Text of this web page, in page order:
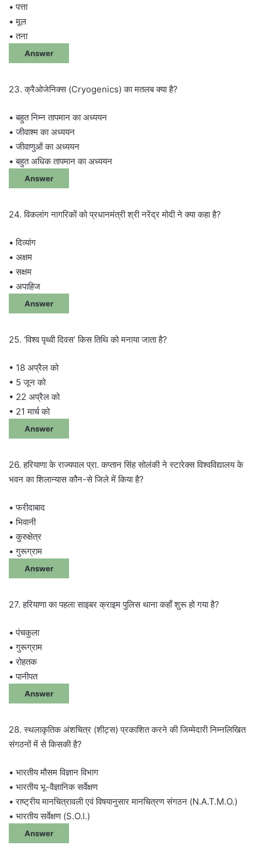
• पत्ता
• मूल
• तना
Answer
23. क्रैओजेनिक्स (Cryogenics) का मतलब क्या है?
• बहुत निम्न तापमान का अध्ययन
• जीवाश्म का अध्ययन
• जीवाणुओं का अध्ययन
• बहुत अधिक तापमान का अध्ययन
Answer
24. विकलांग नागरिकों को प्रधानमंत्री श्री नरेंद्र मोदी ने क्या कहा है?
• दिव्यांग
• अक्षम
• सक्षम
• अपाहिज
Answer
25. ‘विश्व पृथ्वी दिवस’ किस तिथि को मनाया जाता है?
• 18 अप्रैल को
• 5 जून को
• 22 अप्रैल को
• 21 मार्च को
Answer
26. हरियाणा के राज्यपाल प्रा. कप्तान सिंह सोलंकी ने स्टारेक्स विश्वविद्यालय के
भवन का शिलान्यास कौन-से जिले में किया है?
• फरीदाबाद
• भिवानी
• कुरुक्षेत्र
• गुरूग्राम
Answer
27. हरियाणा का पहला साइबर क्राइम पुलिस थाना कहाँ शुरू हो गया है?
• पंचकुला
• गुरूग्राम
• रोहतक
• पानीपत
Answer
28. स्थलाकृतिक अंशचित्र (शीट्स) प्रकाशित करने की जिम्मेदारी निम्नलिखित
संगठनों में से किसकी है?
• भारतीय मौसम विज्ञान विभाग
• भारतीय भू-वैज्ञानिक सर्वेक्षण
• राष्ट्रीय मानचित्रावली एवं विषयानुसार मानचित्रण संगठन (N.A.T.M.O.)
• भारतीय सर्वेक्षण (S.O.I.)
Answer